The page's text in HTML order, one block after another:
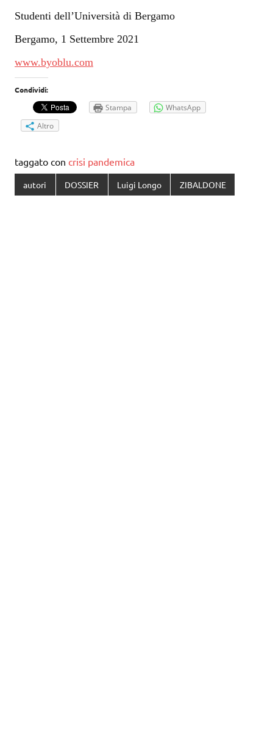
Studenti dell’Università di Bergamo
Bergamo, 1 Settembre 2021
www.byoblu.com
Condividi:
Stampa
WhatsApp
Altro
taggato con crisi pandemica
autori DOSSIER Luigi Longo ZIBALDONE